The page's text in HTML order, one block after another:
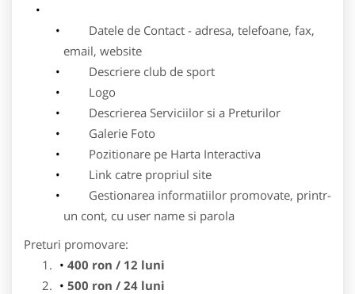
Datele de Contact - adresa, telefoane, fax,
email, website
Descriere club de sport
Logo
Descrierea Serviciilor si a Preturilor
Galerie Foto
Pozitionare pe Harta Interactiva
Link catre propriul site
Gestionarea informatiilor promovate, printr-
un cont, cu user name si parola
Preturi promovare:
400 ron / 12 luni
500 ron / 24 luni